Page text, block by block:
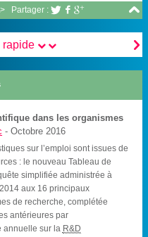

Partager :   

dans les organismes
- Octobre 2016
sur l’emploi sont issues de
: le nouveau Tableau de
simplifiée administrée à
aux 16 principaux
de recherche, complétée
antérieures par
annuelle sur la R&D